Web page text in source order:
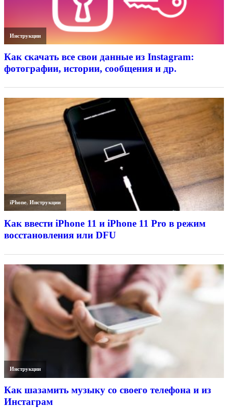
Инструкции
Как скачать все свои данные из Instagram:
фотографии, истории, сообщения и др.
iPhone,Инструкции
Как ввести iPhone 11 и iPhone 11 Pro в режим
восстановления или DFU
Инструкции
Как шазамить музыку со своего телефона и из
Инстаграм